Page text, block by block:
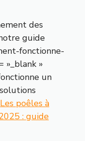
des
guide
fonctionne-
»_blank »
un
Les poêles à
: guide